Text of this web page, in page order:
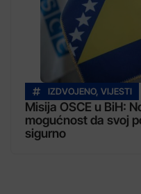
IZDVOJENO, VIJESTI
Misija OSCE u BiH:
mogućnost da svoj
sigurno